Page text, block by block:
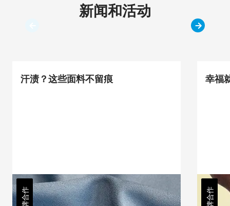
新闻和活动
汗渍？这些面料不留痕 幸福